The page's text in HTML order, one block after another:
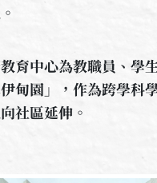
育中心為教職員、學
甸園」，作為跨學科
社區延伸。